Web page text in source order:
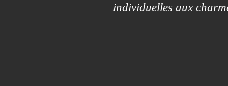
individuelles aux